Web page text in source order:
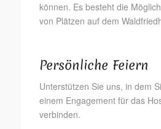
können. Es besteht die
von Plätzen auf dem
Persönliche Feiern
Unterstützen Sie uns, in dem
einem Engagement für das
verbinden.